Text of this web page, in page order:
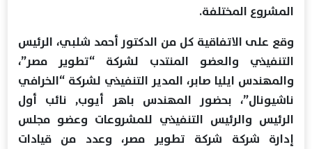
المشروع المختلفة.
وقع على الاتفاقية كل من الدكتور أحمد شلبي، الرئيس
التنفيذي والعضو المنتدب لشركة “تطوير مصر”،
والمهندس ايليا صابر، المدير التنفيذي لشركة “الخرافي
ناشيونال”، بحضور المهندس باهر أيوب, نائب أول
الرئيس والرئيس التنفيذي للمشروعات وعضو مجلس
إدارة شركة شركة تطوير مصر، وعدد من قيادات